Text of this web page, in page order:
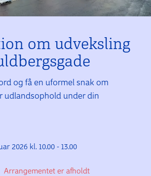
om udveksling
og få en uformel snak om
udlandsophold under din
2026 kl. 10.00 - 13.00
Arrangementet er afholdt